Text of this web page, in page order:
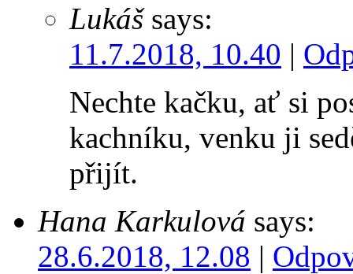
Lukáš says:
11.7.2018, 10.40 |
Nechte kačku, ať si
kachníku, venku ji
přijít.
Hana Karkulová says:
28.6.2018, 12.08 |